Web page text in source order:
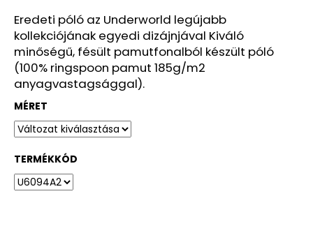
csillag.
Eredeti póló az Underworld legújabb
kollekciójának egyedi dizájnjával Kiváló
minőségű, fésült pamutfonalból készült póló
(100% ringspoon pamut 185g/m2
anyagvastagsággal).
MÉRET
TERMÉKKÓD